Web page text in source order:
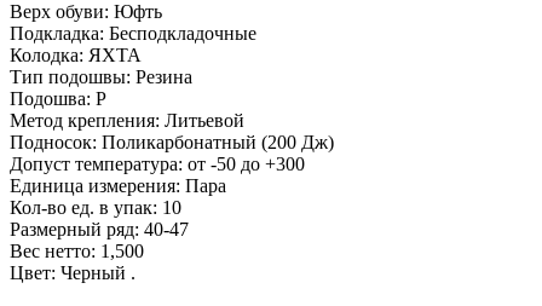
Верх обуви: Юфть
Подкладка: Бесподкладочные
Колодка: ЯХТА
Тип подошвы: Резина
Подошва: Р
Метод крепления: Литьевой
Подносок: Поликарбонатный (200 Дж)
Допуст температура: от -50 до +300
Единица измерения: Пара
Кол-во ед. в упак: 10
Размерный ряд: 40-47
Вес нетто: 1,500
Цвет: Черный .